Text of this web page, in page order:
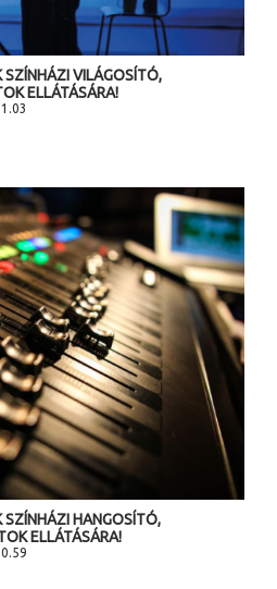
SZÍNHÁZI VILÁGOSÍTÓ,
ELLÁTÁSÁRA!
SZÍNHÁZI HANGOSÍTÓ,
ELLÁTÁSÁRA!